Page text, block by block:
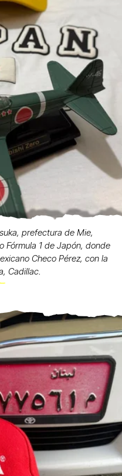
prefectura de Mie,
Fórmula 1 de Japón, donde
Checo Pérez, con la
Cadillac.